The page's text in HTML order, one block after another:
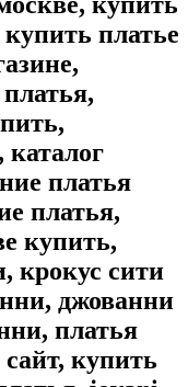
платье
каталог
платья
платья,
купить,
крокус сити
джованни
платья
купить